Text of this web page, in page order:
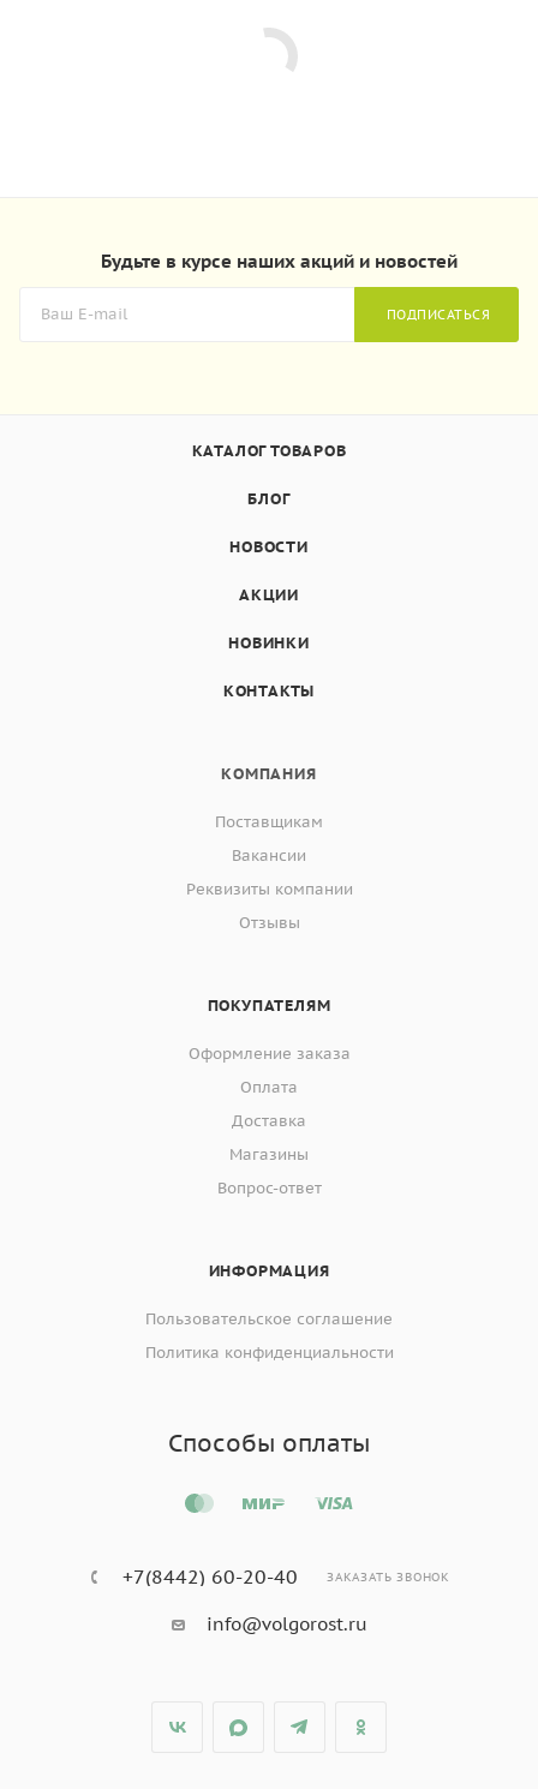
Будьте в курсе наших акций и новостей
ПОДПИСАТЬСЯ
КАТАЛОГ ТОВАРОВ
БЛОГ
НОВОСТИ
АКЦИИ
НОВИНКИ
КОНТАКТЫ
КОМПАНИЯ
Поставщикам
Вакансии
Реквизиты компании
Отзывы
ПОКУПАТЕЛЯМ
Оформление заказа
Оплата
Доставка
Магазины
Вопрос-ответ
ИНФОРМАЦИЯ
Пользовательское соглашение
Политика конфиденциальности
Способы оплаты
+7(8442) 60-20-40 ЗАКАЗАТЬ ЗВОНОК
info@volgorost.ru